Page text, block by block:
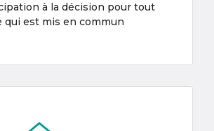
à la décision pour tout
qui est mis en commun